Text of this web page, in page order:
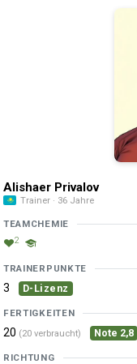
Alishaer Privalov
Trainer · 36 Jahre
TEAMCHEMIE
2
TRAINERPUNKTE
3 D-Lizenz
FERTIGKEITEN
20 (20 verbraucht) Note 2,8
RICHTUNG